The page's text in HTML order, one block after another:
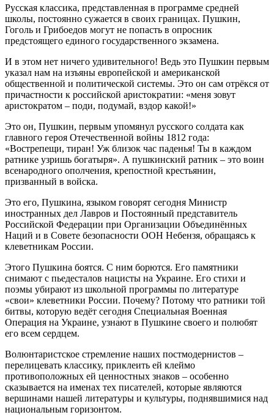
Русская классика, представленная в программе средней
школы, постоянно сужается в своих границах. Пушкин,
Гоголь и Грибоедов могут не попасть в опросник
предстоящего единого государственного экзамена.
И в этом нет ничего удивительного! Ведь это Пушкин первым
указал нам на изъяны европейской и американской
общественной и политической системы. Это он сам отрёкся от
причастности к российской аристократии: «меня зовут
аристократом – поди, подумай, вздор какой!»
Это он, Пушкин, первым упомянул русского солдата как
главного героя Отечественной войны 1812 года:
«Вострепещи, тиран! Уж близок час паденья! Ты в каждом
ратнике узришь богатыря». А пушкинский ратник – это воин
всенародного ополчения, крепостной крестьянин,
призванный в войска.
Это его, Пушкина, языком говорят сегодня Министр
иностранных дел Лавров и Постоянный представитель
Российской Федерации при Организации Объединённых
Наций и в Совете безопасности ООН Небензя, обращаясь к
клеветникам России.
Этого Пушкина боятся. С ним борются. Его памятники
снимают с пьедесталов нацисты на Украине. Его стихи и
поэмы убирают из школьной программы по литературе
«свои» клеветники России. Почему? Потому что ратники той
битвы, которую ведёт сегодня Специальная Военная
Операция на Украине, узна́ют в Пушкине своего и полюбят
его всем сердцем.
Волюнтаристское стремление наших постмодернистов –
перелицевать классику, приклеить ей клеймо
противоположных ей ценностных знаков – особенно
сказывается на именах тех писателей, которые являются
вершинами нашей литературы и культуры, поднявшимися над
национальным горизонтом.